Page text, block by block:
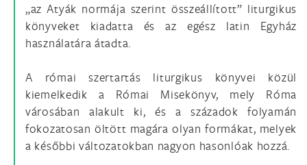
„az Atyák normája szerint összeállított” liturgikus
könyveket kiadatta és az egész latin Egyház
használatára átadta.
A római szertartás liturgikus könyvei közül
kiemelkedik a Római Misekönyv, mely Róma
városában alakult ki, és a századok folyamán
fokozatosan öltött magára olyan formákat, melyek
a későbbi változatokban nagyon hasonlóak hozzá.